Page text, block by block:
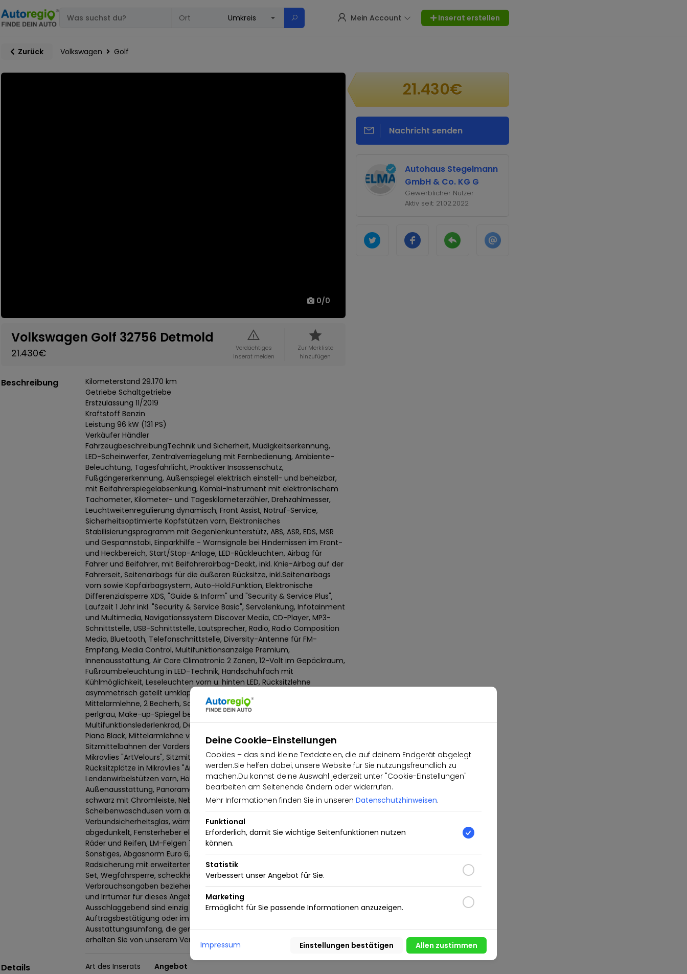
Mein Account Inserat erstellen
Deine Cookie-Einstellungen
Cookies – das sind kleine Textdateien, die auf deinem Endgerät abgelegt
werden.Sie helfen dabei, unsere Website für Sie nutzungsfreundlich zu
machen.Du kannst deine Auswahl jederzeit unter "Cookie-Einstellungen"
bearbeiten am Seitenende ändern oder widerrufen.
Mehr Informationen finden Sie in unseren Datenschutzhinweisen.
Funktional
Erforderlich, damit Sie wichtige Seitenfunktionen nutzen
können.
Statistik
Verbessert unser Angebot für Sie.
Marketing
Ermöglicht für Sie passende Informationen anzuzeigen.
Impressum
Zurück Volkswagen Golf
0/0
Volkswagen Golf 32756 Detmold
21.430€
Verdächtiges
Inserat melden
Zur Merkliste
hinzufügen
Beschreibung
Kilometerstand 29.170 km
Getriebe Schaltgetriebe
Erstzulassung 11/2019
Kraftstoff Benzin
Leistung 96 kW (131 PS)
Verkäufer Händler
FahrzeugbeschreibungTechnik und Sicherheit, Müdigkeitserkennung,
LED-Scheinwerfer, Zentralverriegelung mit Fernbedienung, Ambiente-
Beleuchtung, Tagesfahrlicht, Proaktiver Insassenschutz,
Fußgängererkennung, Außenspiegel elektrisch einstell- und beheizbar,
mit Beifahrerspiegelabsenkung, Kombi-Instrument mit elektronischem
Tachometer, Kilometer- und Tageskilometerzähler, Drehzahlmesser,
Leuchtweitenregulierung dynamisch, Front Assist, Notruf-Service,
Sicherheitsoptimierte Kopfstützen vorn, Elektronisches
Stabilisierungsprogramm mit Gegenlenkunterstütz, ABS, ASR, EDS, MSR
und Gespannstabi, Einparkhilfe - Warnsignale bei Hindernissen im Front-
und Heckbereich, Start/Stop-Anlage, LED-Rückleuchten, Airbag für
Fahrer und Beifahrer, mit Beifahrerairbag-Deakt, inkl. Knie-Airbag auf der
Fahrerseit, Seitenairbags für die äußeren Rücksitze, inkl.Seitenairbags
vorn sowie Kopfairbagsystem, Auto-Hold.Funktion, Elektronische
Differenzialsperre XDS, "Guide & Inform" und "Security & Service Plus",
Laufzeit 1 Jahr inkl. "Security & Service Basic", Servolenkung, Infotainment
und Multimedia, Navigationssystem Discover Media, CD-Player, MP3-
Schnittstelle, USB-Schnittstelle, Lautsprecher, Radio, Radio Composition
Media, Bluetooth, Telefonschnittstelle, Diversity-Antenne für FM-
Empfang, Media Control, Multifunktionsanzeige Premium,
Innenausstattung, Air Care Climatronic 2 Zonen, 12-Volt im Gepäckraum,
Fußraumbeleuchtung in LED-Technik, Handschuhfach mit
Kühlmöglichkeit, Leseleuchten vorn u. hinten LED, Rücksitzlehne
asymmetrisch geteilt umklappb, mit Durchlademöglichkeit und
Mittelarmlehne, 2 Becherh, Schalthebelknauf in Leder, Dachhimmel in
perlgrau, Make-up-Spiegel beleuchtet in den Sonnenblenden,
Multifunktionslederlenkrad, Dekor-Einlagen Linearus, Dekor-Einlagen
Piano Black, Mittelarmlehne vorn, Sitze, Sportsitze, Sitzbezüge in Stoff,
Sitzmittelbahnen der Vordersitze und deräußeren Rücksitzplätze in
Mikrovlies "ArtVelours", Sitzmittelbahnen der Vordersitze und äußeren
Rücksitzplätze in Mikrovlies "ArtVelours", Sitzheizung vorn,
Lendenwirbelstützen vorn, Höheneinstellung für Vordersitze,
Außenausstattung, Panoramadach elektrisch, Metallic, Kühlergrill
schwarz mit Chromleiste, Nebelscheinwerfer mit Abbiegelicht,
Scheibenwaschdüsen vorn automatisch beheizt, Frontscheibe in
Verbundsicherheitsglas, wärmedämmend, Scheiben hinten
abgedunkelt, Fensterheber elektrisch vorn, Wärmeschutzverglasung,
Räder und Reifen, LM-Felgen 7 J x 17 (Singapore), Reifenkontrollanzeige,
Sonstiges, Abgasnorm Euro 6, Nichtraucher-Fahrzeug, ISOFIX-Halteösen,
Radsicherung mit erweitertem Diebstahlschutz, Tire Mobility Pannen-
Set, Wegfahrsperre, scheckheftgepflegtDie angegebenen
Verbrauchsangaben beziehen sich auf NEFZ-Werte. Zwischenverkauf
und Irrtümer für dieses Angebot sind ausdrücklich vorbehalten.
Ausschlaggebend sind einzig und allein die Vereinbarungen in der
Auftragsbestätigung oder im Kaufvertrag. Den genauen
Ausstattungsumfang, die genauen Kilometer und den Verkaufspreis
erhalten Sie von unserem Verkaufspersonal. Bitte kontaktieren Sie uns.
Details Art des Inserats Angebot
21.430€
Nachricht senden
Autohaus Stegelmann
GmbH & Co. KG G
Gewerblicher Nutzer
Aktiv seit: 21.02.2022